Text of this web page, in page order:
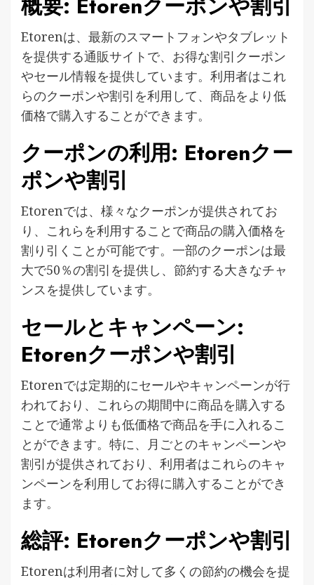
Etorenは、最新のスマートフォンやタブレット
を提供する通販サイトで、お得な割引クーポン
やセール情報を提供しています​。利用者はこれ
らのクーポンや割引を利用して、商品をより低
価格で購入することができます。
クーポンの利用: Etorenクー
ポンや割引
Etorenでは、様々なクーポンが提供されてお
り、これらを利用することで商品の購入価格を
割り引くことが可能です。一部のクーポンは最
大で50％の割引を提供し、節約する大きなチャ
ンスを提供しています​。
セールとキャンペーン:
Etorenクーポンや割引
Etorenでは定期的にセールやキャンペーンが行
われており、これらの期間中に商品を購入する
ことで通常よりも低価格で商品を手に入れるこ
とができます。特に、月ごとのキャンペーンや
割引が提供されており、利用者はこれらのキャ
ンペーンを利用してお得に購入することができ
ます​。
総評: Etorenクーポンや割引
Etorenは利用者に対して多くの節約の機会を提